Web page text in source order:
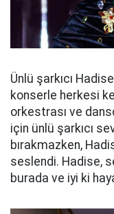
Ünlü şarkıcı
konserle herkesi
orkestrası ve
için ünlü şarkıcı
bırakmazken,
seslendi. Hadise,
burada ve iyi ki